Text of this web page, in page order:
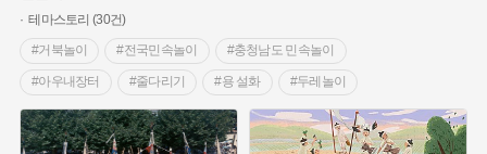
#백년가게 #온라인 생활사박물관
#단지 #설화 #인물설화 #대한애국부인회
#고구마 #김마리아 #바위설화 #인천 #강감찬
#강진 #블루리본 #전설 #조선시대 문신
#여성 독립운동가 #지역의 설화 #성곽 #어린이역사콘텐츠
테마스토리 (30건)
#거북놀이
#전국민속놀이 #충청남도 민속놀이
#아우내장터 #줄다리기 #용 설화 #두레놀이
#나루터 #부여 가볼만한곳 #터다지기
#논매기 #상여놀이 #인류무형유산